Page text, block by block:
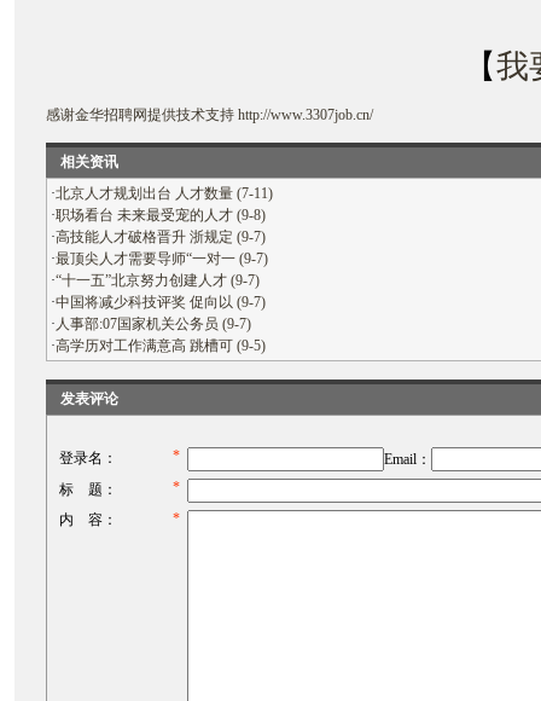
【我
感谢金华招聘网提供技术支持 http://www.3307job.cn/
相关资讯
·北京人才规划出台 人才数量 (7-11)
·职场看台 未来最受宠的人才 (9-8)
·高技能人才破格晋升 浙规定 (9-7)
·最顶尖人才需要导师“一对一 (9-7)
·“十一五”北京努力创建人才 (9-7)
·中国将减少科技评奖 促向以 (9-7)
· 人事部:07国家机关公务员 (9-7)
·高学历对工作满意高 跳槽可 (9-5)
发表评论
登录名： *
Email：
标 题：
*
内 容：
*